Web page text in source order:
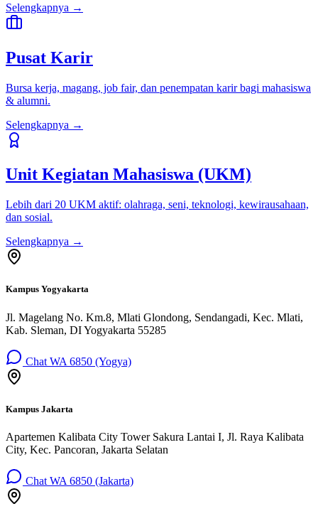
Selengkapnya →
Pusat Karir
Bursa kerja, magang, job fair, dan penempatan karir bagi mahasiswa
& alumni.
Selengkapnya →
Unit Kegiatan Mahasiswa (UKM)
Lebih dari 20 UKM aktif: olahraga, seni, teknologi, kewirausahaan,
dan sosial.
Selengkapnya →
Kampus Yogyakarta
Jl. Magelang No. Km.8, Mlati Glondong, Sendangadi, Kec. Mlati,
Kab. Sleman, DI Yogyakarta 55285
Chat WA 6850 (Yogya)
Kampus Jakarta
Apartemen Kalibata City Tower Sakura Lantai I, Jl. Raya Kalibata
City, Kec. Pancoran, Jakarta Selatan
Chat WA 6850 (Jakarta)